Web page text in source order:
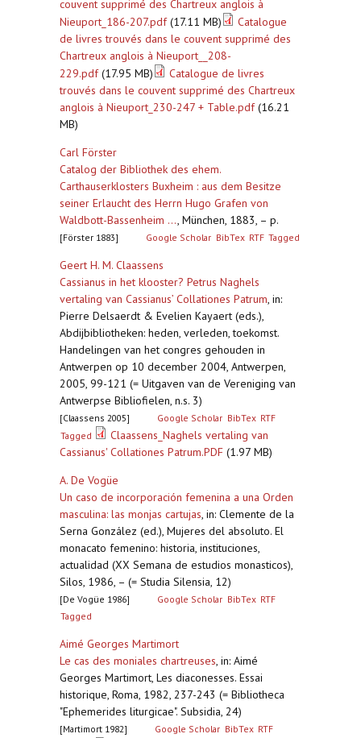
couvent supprimé des Chartreux anglois à
Nieuport_186-207.pdf(17.11 MB)
Catalogue
de livres trouvés dans le couvent supprimé des
Chartreux anglois à Nieuport__208-
229.pdf(17.95 MB)
Catalogue de livres
trouvés dans le couvent supprimé des Chartreux
anglois à Nieuport_230-247 + Table.pdf(16.21
MB)
Carl Förster
Catalog der Bibliothek des ehem.
Carthauserklosters Buxheim : aus dem Besitze
seiner Erlaucht des Herrn Hugo Grafen von
Waldbott-Bassenheim ..., München, 1883, – p.
[Förster 1883] Google Scholar BibTex RTF Tagged
Geert H. M. Claassens
Cassianus in het klooster? Petrus Naghels
vertaling van Cassianus’ Collationes Patrum, in:
Pierre Delsaerdt & Evelien Kayaert (eds.),
Abdijbibliotheken: heden, verleden, toekomst.
Handelingen van het congres gehouden in
Antwerpen op 10 december 2004, Antwerpen,
2005, 99-121 (= Uitgaven van de Vereniging van
Antwerpse Bibliofielen, n.s. 3)
[Claassens 2005] Google Scholar BibTex RTF
Tagged
Claassens_Naghels vertaling van
Cassianus' Collationes Patrum.PDF (1.97 MB)
A. De Vogüe
Un caso de incorporación femenina a una Orden
masculina: las monjas cartujas, in: Clemente de la
Serna González (ed.), Mujeres del absoluto. El
monacato femenino: historia, instituciones,
actualidad (XX Semana de estudios monasticos),
Silos, 1986, – (= Studia Silensia, 12)
[De Vogüe 1986] Google Scholar BibTex RTF
Tagged
Aimé Georges Martimort
Le cas des moniales chartreuses, in: Aimé
Georges Martimort, Les diaconesses. Essai
historique, Roma, 1982, 237-243 (= Bibliotheca
"Ephemerides liturgicae". Subsidia, 24)
[Martimort 1982] Google Scholar BibTex RTF